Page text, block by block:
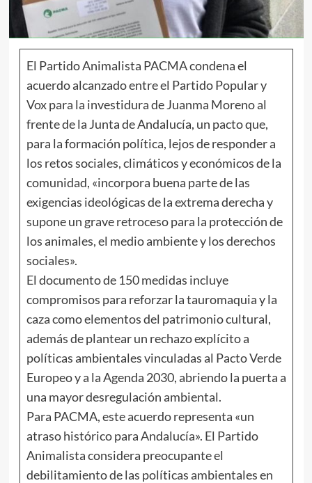
El Partido Animalista PACMA condena el
acuerdo alcanzado entre el Partido Popular y
Vox para la investidura de Juanma Moreno al
frente de la Junta de Andalucía, un pacto que,
para la formación política, lejos de responder a
los retos sociales, climáticos y económicos de la
comunidad, «incorpora buena parte de las
exigencias ideológicas de la extrema derecha y
supone un grave retroceso para la protección de
los animales, el medio ambiente y los derechos
sociales».
El documento de 150 medidas incluye
compromisos para reforzar la tauromaquia y la
caza como elementos del patrimonio cultural,
además de plantear un rechazo explícito a
políticas ambientales vinculadas al Pacto Verde
Europeo y a la Agenda 2030, abriendo la puerta a
una mayor desregulación ambiental.
Para PACMA, este acuerdo representa «un
atraso histórico para Andalucía». El Partido
Animalista considera preocupante el
debilitamiento de las políticas ambientales en